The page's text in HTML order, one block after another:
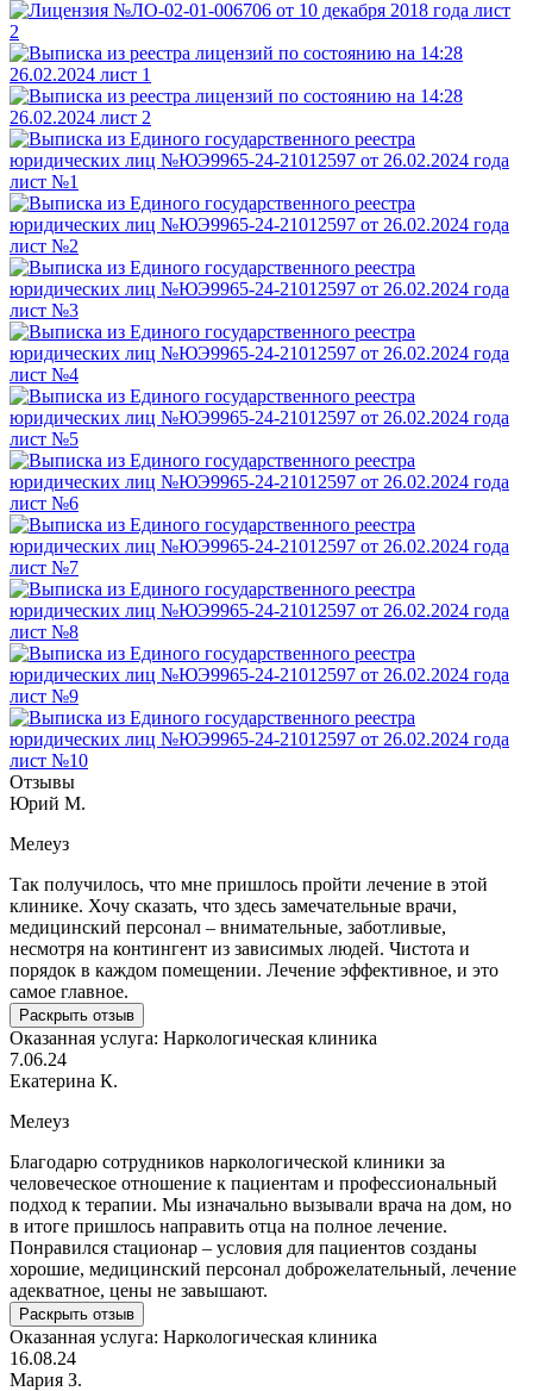
Отзывы
Юрий М.
Мелеуз
Так получилось, что мне пришлось пройти лечение в этой
клинике. Хочу сказать, что здесь замечательные врачи,
медицинский персонал – внимательные, заботливые,
несмотря на контингент из зависимых людей. Чистота и
порядок в каждом помещении. Лечение эффективное, и это
самое главное.
Раскрыть отзыв
Оказанная услуга: Наркологическая клиника
7.06.24
Екатерина К.
Мелеуз
Благодарю сотрудников наркологической клиники за
человеческое отношение к пациентам и профессиональный
подход к терапии. Мы изначально вызывали врача на дом, но
в итоге пришлось направить отца на полное лечение.
Понравился стационар – условия для пациентов созданы
хорошие, медицинский персонал доброжелательный, лечение
адекватное, цены не завышают.
Раскрыть отзыв
Оказанная услуга: Наркологическая клиника
16.08.24
Мария З.